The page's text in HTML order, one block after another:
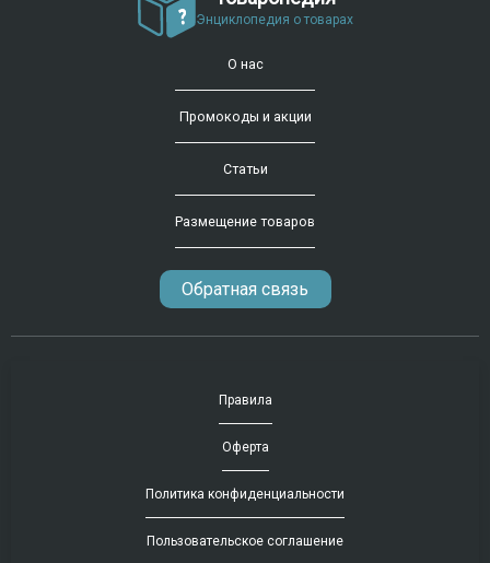
Энциклопедия о товарах
О нас
Промокоды и акции
Статьи
Размещение товаров
Обратная связь
Правила
Оферта
Политика конфиденциальности
Пользовательское соглашение